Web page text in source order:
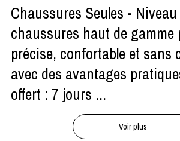
Chaussures Seules -
chaussures haut de
précise, confortable et sans
avec des avantages
offert : 7 jours ...
Voir plus